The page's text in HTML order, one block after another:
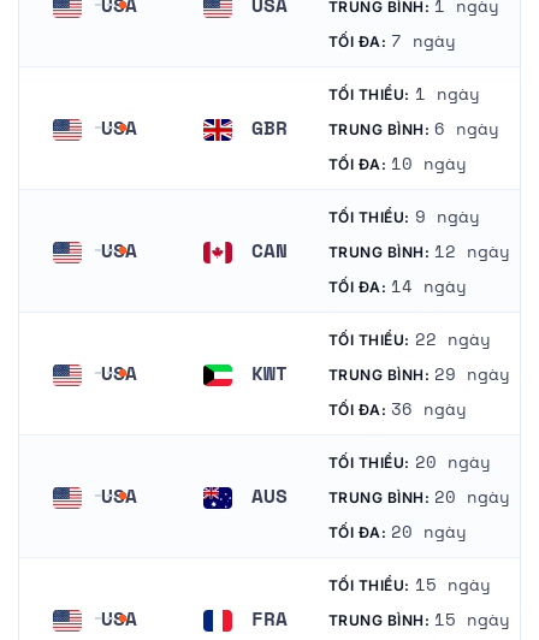
TRUNG BÌNH: 1 ngày
TỐI ĐA: 7 ngày
USA GBR
TỐI THIỂU: 1 ngày
TRUNG BÌNH: 6 ngày
TỐI ĐA: 10 ngày
USA CAN
TỐI THIỂU: 9 ngày
TRUNG BÌNH: 12 ngày
TỐI ĐA: 14 ngày
USA KWT
TỐI THIỂU: 22 ngày
TRUNG BÌNH: 29 ngày
TỐI ĐA: 36 ngày
USA AUS
TỐI THIỂU: 20 ngày
TRUNG BÌNH: 20 ngày
TỐI ĐA: 20 ngày
USA FRA
TỐI THIỂU: 15 ngày
TRUNG BÌNH: 15 ngày